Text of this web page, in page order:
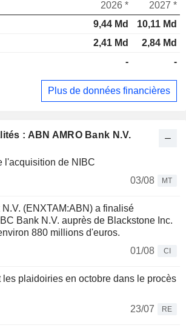
: ABN AMRO Bank N.V.
l'acquisition de NIBC
03/08
MT
(ENXTAM:ABN) a finalisé
Bank N.V. auprès de Blackstone Inc.
880 millions d'euros.
01/08
CI
les plaidoiries en octobre dans le procès
23/07
RE
2026 *
2027 *
9,44 Md
10,11 Md
2,41 Md
2,84 Md
- -
Plus de données financières